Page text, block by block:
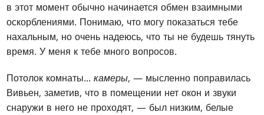
в этот момент обычно начинается обмен взаимными
оскорблениями. Понимаю, что могу показаться тебе
нахальным, но очень надеюсь, что ты не будешь тянуть
время. У меня к тебе много вопросов.
Потолок комнаты...камеры, — мысленно поправилась
Вивьен, заметив, что в помещении нет окон и звуки
снаружи в него не проходят, — был низким, белые